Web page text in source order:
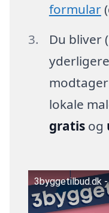
formular
Du bliver
lokale
gratisog
3byggetilbud.dk